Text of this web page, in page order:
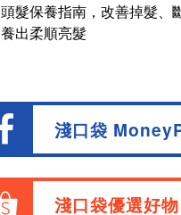
頭髮保養指南，改善掉髮、
養出柔順亮髮
淺口袋
淺口袋優選好物